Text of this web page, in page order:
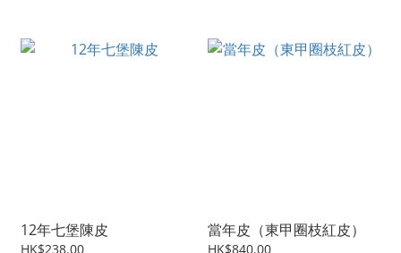
12年七堡陳皮
HK$238.00
當年皮（東甲圈枝紅皮）
HK$840.00